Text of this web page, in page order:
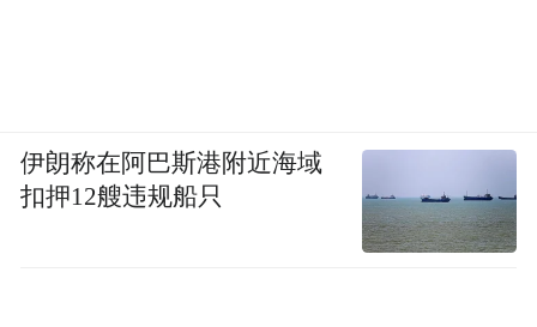
伊朗称在阿巴斯港附近海域
扣押12艘违规船只